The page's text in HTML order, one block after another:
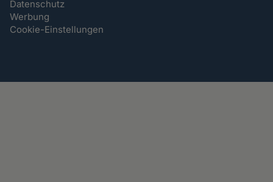
Datenschutz
Werbung
Cookie-Einstellungen